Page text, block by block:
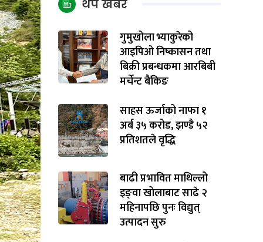
थप खबर
गुमुखोला भ्याकुरेको
आइपिओ निष्कासन तथा
बिक्री प्रबन्धकमा आरबिबी
मर्चेन्ट बैंकिङ
साहस ऊर्जाको नाफा १
अर्ब ३५ करोड, झण्डै ५२
प्रतिशतले वृद्धि
बाढी प्रभावित माथिल्लो
इङ्‌वा खोलाबाट साढे २
महिनापछि पुनः विद्युत्
उत्पादन सुरु